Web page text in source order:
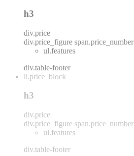
h3
div.price
div.price_figure span.price_number
ul.features
div.table-footer
li.price_block
h3
div.price
div.price_figure span.price_number
ul.features
div.table-footer